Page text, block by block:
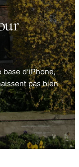
d’iPhone,
pas bien